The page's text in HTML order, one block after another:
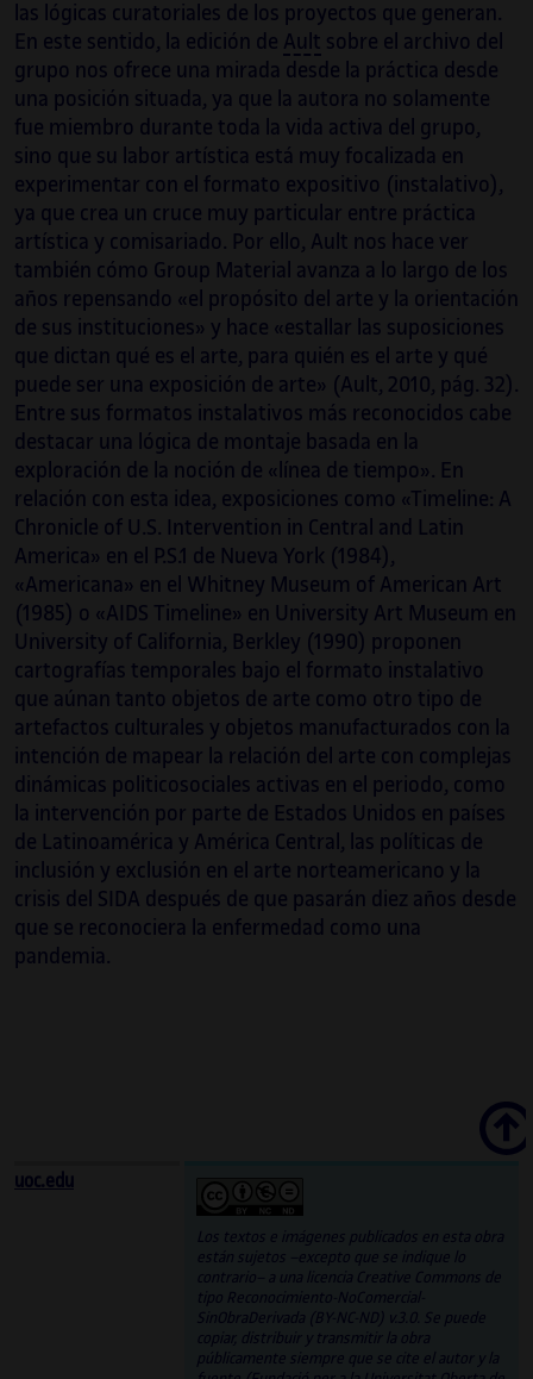
las lógicas curatoriales de los proyectos que generan.
En este sentido, la edición de Ault sobre el archivo del
grupo nos ofrece una mirada desde la práctica desde
una posición situada, ya que la autora no solamente
fue miembro durante toda la vida activa del grupo,
sino que su labor artística está muy focalizada en
experimentar con el formato expositivo (instalativo),
ya que crea un cruce muy particular entre práctica
artística y comisariado. Por ello, Ault nos hace ver
también cómo Group Material avanza a lo largo de los
años repensando «el propósito del arte y la orientación
de sus instituciones» y hace «estallar las suposiciones
que dictan qué es el arte, para quién es el arte y qué
puede ser una exposición de arte» (Ault, 2010, pág. 32).
Entre sus formatos instalativos más reconocidos cabe
destacar una lógica de montaje basada en la
exploración de la noción de «línea de tiempo». En
relación con esta idea, exposiciones como «Timeline: A
Chronicle of U.S. Intervention in Central and Latin
America» en el P.S.1 de Nueva York (1984),
«Americana» en el Whitney Museum of American Art
(1985) o «AIDS Timeline» en University Art Museum en
University of California, Berkley (1990) proponen
cartografías temporales bajo el formato instalativo
que aúnan tanto objetos de arte como otro tipo de
artefactos culturales y objetos manufacturados con la
intención de mapear la relación del arte con complejas
dinámicas politicosociales activas en el periodo, como
la intervención por parte de Estados Unidos en países
de Latinoamérica y América Central, las políticas de
inclusión y exclusión en el arte norteamericano y la
crisis del SIDA después de que pasarán diez años desde
que se reconociera la enfermedad como una
pandemia.
Scroll
uoc.edu
Los textos e imágenes publicados en esta obra
están sujetos –excepto que se indique lo
contrario– a una licencia Creative Commons de
tipo Reconocimiento-NoComercial-
SinObraDerivada (BY-NC-ND) v.3.0. Se puede
copiar, distribuir y transmitir la obra
públicamente siempre que se cite el autor y la